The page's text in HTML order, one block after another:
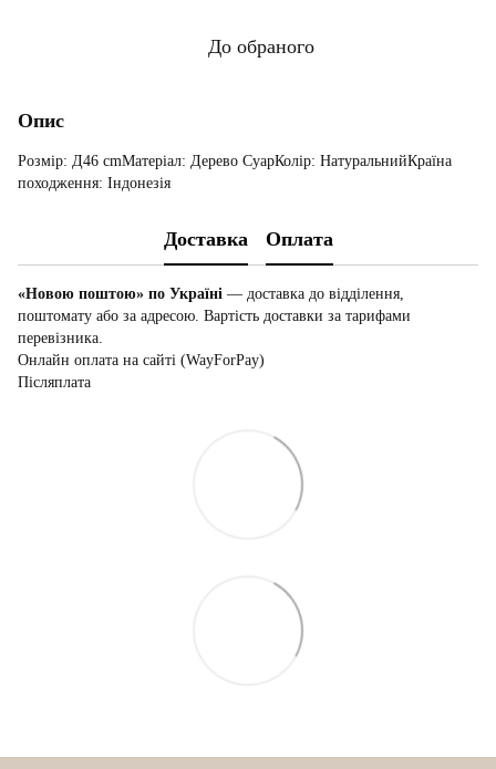
До обраного
Опис
Розмір: Д46 cmМатеріал: Дерево СуарКолір: НатуральнийКраїна
походження: Індонезія
Доставка Оплата
«Новою поштою» по Україні — доставка до відділення,
поштомату або за адресою. Вартість доставки за тарифами
перевізника.
Онлайн оплата на сайті (WayForPay)
Післяплата